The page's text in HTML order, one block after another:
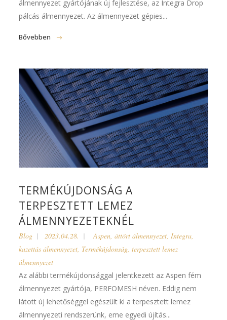
álmennyezet gyártójának új fejlesztése, az Integra Drop
pálcás álmennyezet. Az álmennyezet gépies...
Bővebben
TERMÉKÚJDONSÁG A
TERPESZTETT LEMEZ
ÁLMENNYEZETEKNÉL
Blog 2023.04.28. Aspen,áttört álmennyezet,Integra,
kazettás álmennyezet, Termékújdonság,terpesztett lemez
álmennyezet
Az alábbi termékújdonsággal jelentkezett az Aspen fém
álmennyezet gyártója, PERFOMESH néven. Eddig nem
látott új lehetőséggel egészült ki a terpesztett lemez
álmennyezeti rendszerünk, eme egyedi újítás...